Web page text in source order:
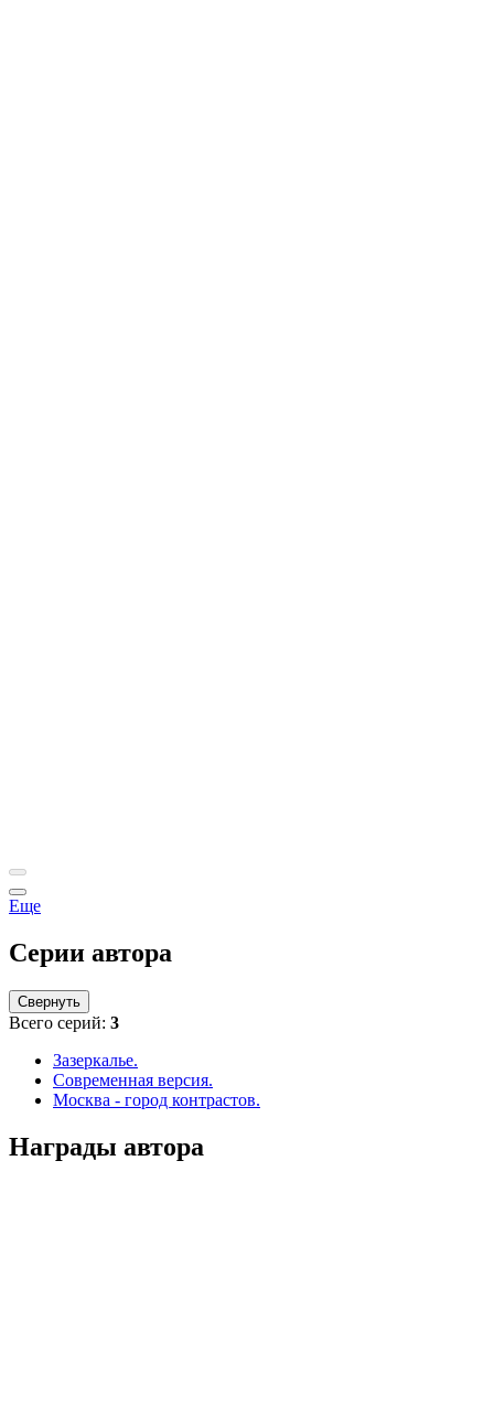
Еще
Серии автора
Свернуть
Всего серий: 3
Зазеркалье.
Современная версия.
Москва - город контрастов.
Награды автора